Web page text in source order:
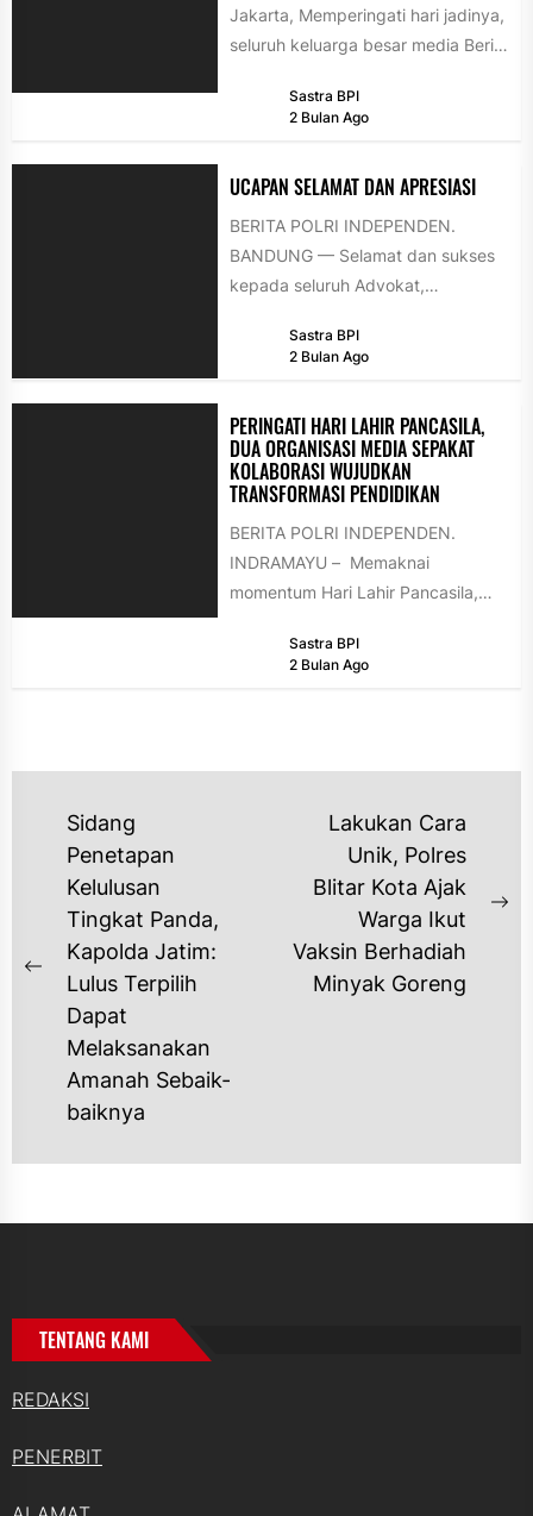
Jakarta, Memperingati hari jadinya,
seluruh keluarga besar media Berita
pernyataan resmi terkait
Sastra BPI
2 Bulan Ago
UCAPAN SELAMAT DAN APRESIASI
BERITA POLRI INDEPENDEN.
BANDUNG — Selamat dan sukses
kepada seluruh Advokat,
Indonesia Raya (PADIRAYA) yang
Sastra BPI
2 Bulan Ago
PERINGATI HARI LAHIR PANCASILA,
DUA ORGANISASI MEDIA SEPAKAT
KOLABORASI WUJUDKAN
TRANSFORMASI PENDIDIKAN
BERITA POLRI INDEPENDEN.
INDRAMAYU – Memaknai
momentum Hari Lahir Pancasila,
nasional, Tokoh Indonesia dan
Sastra BPI
2 Bulan Ago
NAVIGASI
POS
Previous
post:
Sidang
Penetapan
Kelulusan
Tingkat Panda,
Kapolda Jatim:
Lulus Terpilih
Dapat
Melaksanakan
Amanah Sebaik-
baiknya
Lakukan Cara
Unik, Polres
Blitar Kota Ajak
Warga Ikut
Vaksin Berhadiah
Minyak Goreng
TENTANG KAMI
REDAKSI
PENERBIT